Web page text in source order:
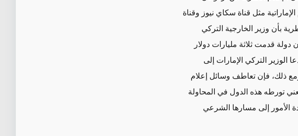
مثل قناة سكاي نيوز وقناة
بأن وزير الخارجية التركي
دولة قدمت ثلاثة مليارات دولار
الوزير التركي الإمارات إلى
ومع ذلك، فإن تعاطف وسائل إعلام
يعني تورطه هذه الدول في المحاولة
الأمور إلى مسارها الشرعي